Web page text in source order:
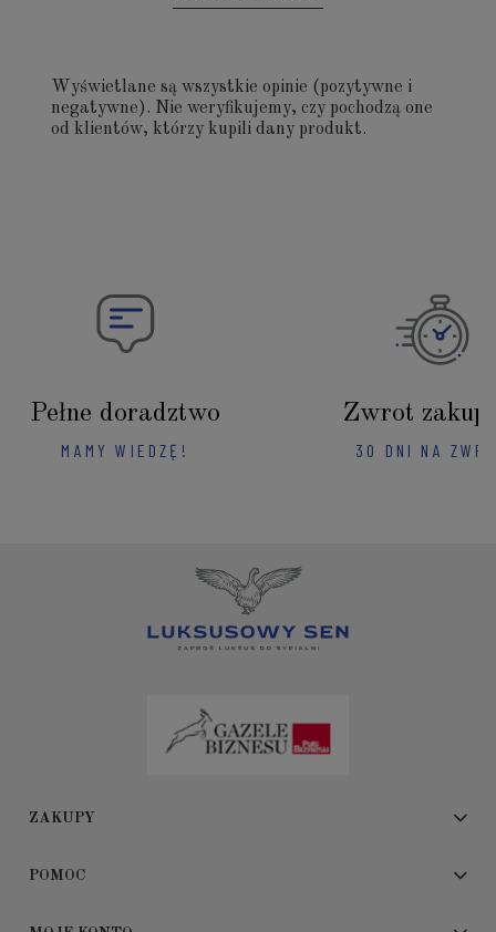
Wyświetlane są wszystkie opinie (pozytywne i
negatywne). Nie weryfikujemy, czy pochodzą one
od klientów, którzy kupili dany produkt.
Pełne doradztwo
MAMY WIEDZĘ!
Zwrot
30 DNI NA
ZAKUPY
POMOC